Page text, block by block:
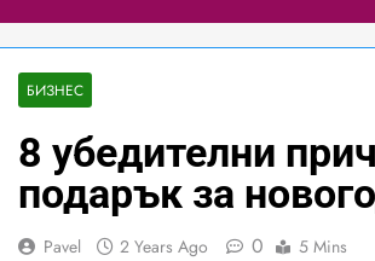
БИЗНЕС
8 убедителни
подарък за
Pavel 2 Years Ago 0 5 Mins